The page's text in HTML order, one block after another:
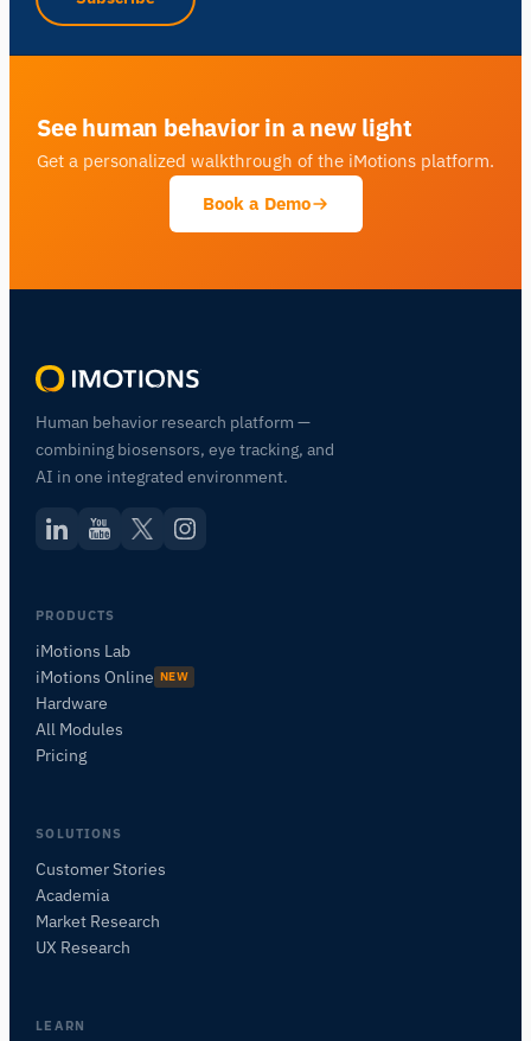
See human behavior in a new light
Get a personalized walkthrough of the iMotions platform.
Book a Demo
Human behavior research platform —
combining biosensors, eye tracking, and
AI in one integrated environment.
PRODUCTS
iMotions Lab
iMotions Online NEW
Hardware
All Modules
Pricing
SOLUTIONS
Customer Stories
Academia
Market Research
UX Research
LEARN
研究方法、製品、センサー、SDK、リソースに